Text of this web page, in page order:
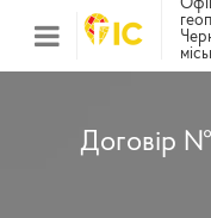
Договір №